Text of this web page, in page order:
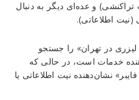
و عده‌ای دیگر به دنبال
اطلاعاتی).
در تهران» را جستجو
خدمات است، در حالی که
نشان‌دهنده نیت اطلاعاتی یا